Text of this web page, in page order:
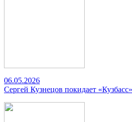
06.05.2026
Сергей Кузнецов покидает «Кузбасс»